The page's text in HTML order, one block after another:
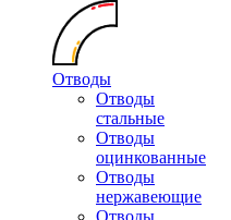
Отводы
Отводы
стальные
Отводы
оцинкованные
Отводы
нержавеющие
Отводы